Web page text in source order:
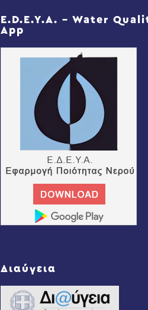
E.D.E.Y.A. – Water
App
Διαύγεια